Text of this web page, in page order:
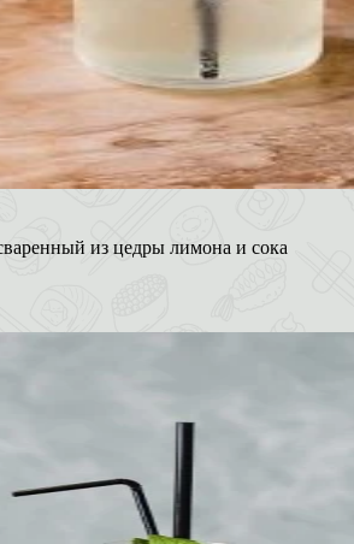
из цедры лимона и сока